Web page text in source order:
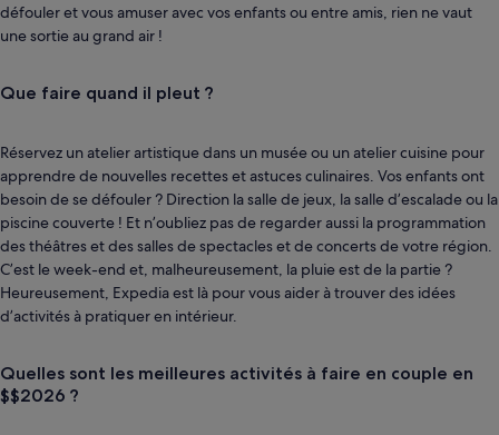
défouler et vous amuser avec vos enfants ou entre amis, rien ne vaut
une sortie au grand air !
Que faire quand il pleut ?
Réservez un atelier artistique dans un musée ou un atelier cuisine pour
apprendre de nouvelles recettes et astuces culinaires. Vos enfants ont
besoin de se défouler ? Direction la salle de jeux, la salle d’escalade ou la
piscine couverte ! Et n’oubliez pas de regarder aussi la programmation
des théâtres et des salles de spectacles et de concerts de votre région.
C’est le week-end et, malheureusement, la pluie est de la partie ?
Heureusement, Expedia est là pour vous aider à trouver des idées
d’activités à pratiquer en intérieur.
Quelles sont les meilleures activités à faire en couple en
$$2026 ?